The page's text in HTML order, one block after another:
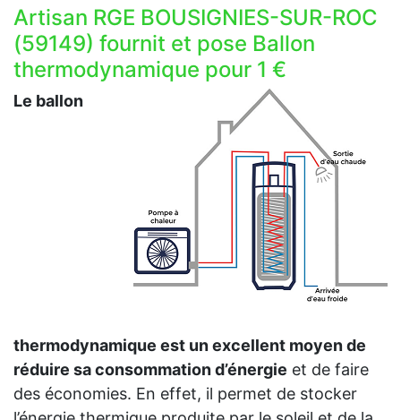
Artisan RGE BOUSIGNIES-SUR-ROC
(59149) fournit et pose Ballon
thermodynamique pour 1 €
Le ballon
thermodynamique est un excellent moyen de
réduire sa consommation d’énergie et de faire
des économies. En effet, il permet de stocker